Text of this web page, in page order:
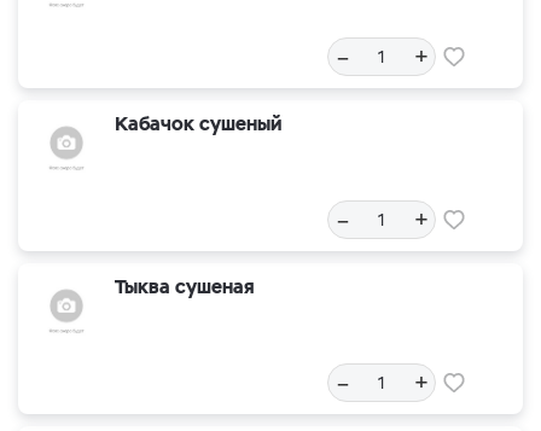
– +
Кабачок сушеный
– +
Тыква сушеная
– +